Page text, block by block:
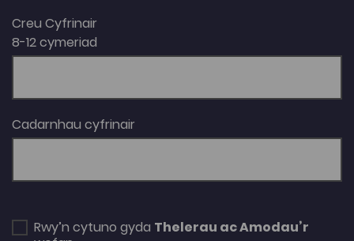
Creu Cyfrinair
8-12 cymeriad
Cadarnhau cyfrinair
Rwy’n cytuno gyda Thelerau ac Amodau’r